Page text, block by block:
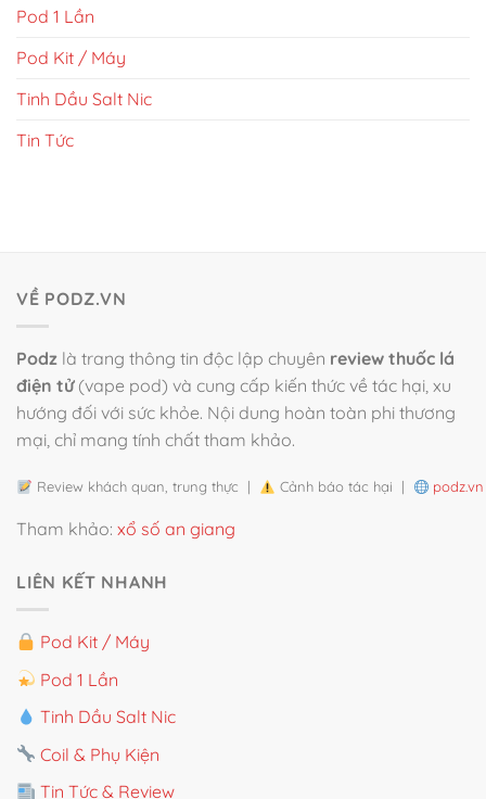
Pod 1 Lần
Pod Kit / Máy
Tinh Dầu Salt Nic
Tin Tức
VỀ PODZ.VN
Podz là trang thông tin độc lập chuyên review thuốc lá
điện tử(vape pod) và cung cấp kiến thức về tác hại, xu
hướng đối với sức khỏe. Nội dung hoàn toàn phi thương
mại, chỉ mang tính chất tham khảo.
Review khách quan, trung thực | Cảnh báo tác hại | podz.vn
Tham khảo: xổ số an giang
LIÊN KẾT NHANH
Pod Kit / Máy
Pod 1 Lần
Tinh Dầu Salt Nic
Coil & Phụ Kiện
Tin Tức & Review